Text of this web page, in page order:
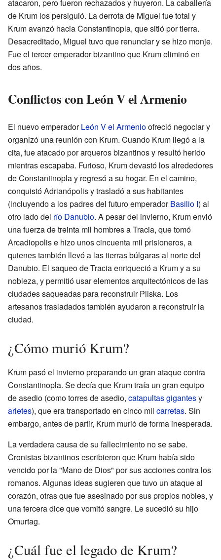
atacaron, pero fueron rechazados y huyeron. La caballería
de Krum los persiguió. La derrota de Miguel fue total y
Krum avanzó hacia Constantinopla, que sitió por tierra.
Desacreditado, Miguel tuvo que renunciar y se hizo monje.
Fue el tercer emperador bizantino que Krum eliminó en
dos años.
Conflictos con León V el Armenio
El nuevo emperadorLeón V el Armenioofreció negociar y
organizó una reunión con Krum. Cuando Krum llegó a la
cita, fue atacado por arqueros bizantinos y resultó herido
mientras escapaba. Furioso, Krum devastó los alrededores
de Constantinopla y regresó a su hogar. En el camino,
conquistó Adrianópolis y trasladó a sus habitantes
(incluyendo a los padres del futuro emperadorBasilio I) al
otro lado del río Danubio. A pesar del invierno, Krum envió
una fuerza de treinta mil hombres a Tracia, que tomó
Arcadiopolis e hizo unos cincuenta mil prisioneros, a
quienes también llevó a las tierras búlgaras al norte del
Danubio. El saqueo de Tracia enriqueció a Krum y a su
nobleza, y permitió usar elementos arquitectónicos de las
ciudades saqueadas para reconstruir Pliska. Los
artesanos trasladados también ayudaron a reconstruir la
ciudad.
¿Cómo murió Krum?
Krum pasó el invierno preparando un gran ataque contra
Constantinopla. Se decía que Krum traía un gran equipo
de asedio (como torres de asedio, catapultas gigantesy
arietes), que era transportado en cinco mil carretas. Sin
embargo, antes de partir, Krum murió de forma inesperada.
La verdadera causa de su fallecimiento no se sabe.
Cronistas bizantinos escribieron que Krum había sido
vencido por la "Mano de Dios" por sus acciones contra los
romanos. Algunas ideas sugieren que tuvo un ataque al
corazón, otras que fue asesinado por sus propios nobles, y
una tercera dice que vomitó sangre. Le sucedió su hijo
Omurtag.
¿Cuál fue el legado de Krum?